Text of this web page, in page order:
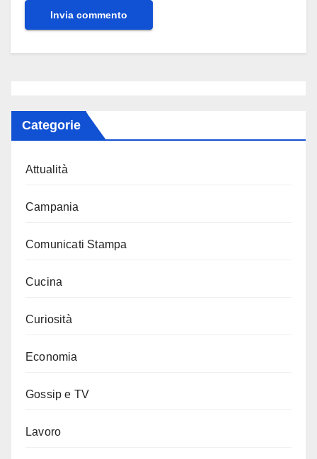
Categorie
Attualità
Campania
Comunicati Stampa
Cucina
Curiosità
Economia
Gossip e TV
Lavoro